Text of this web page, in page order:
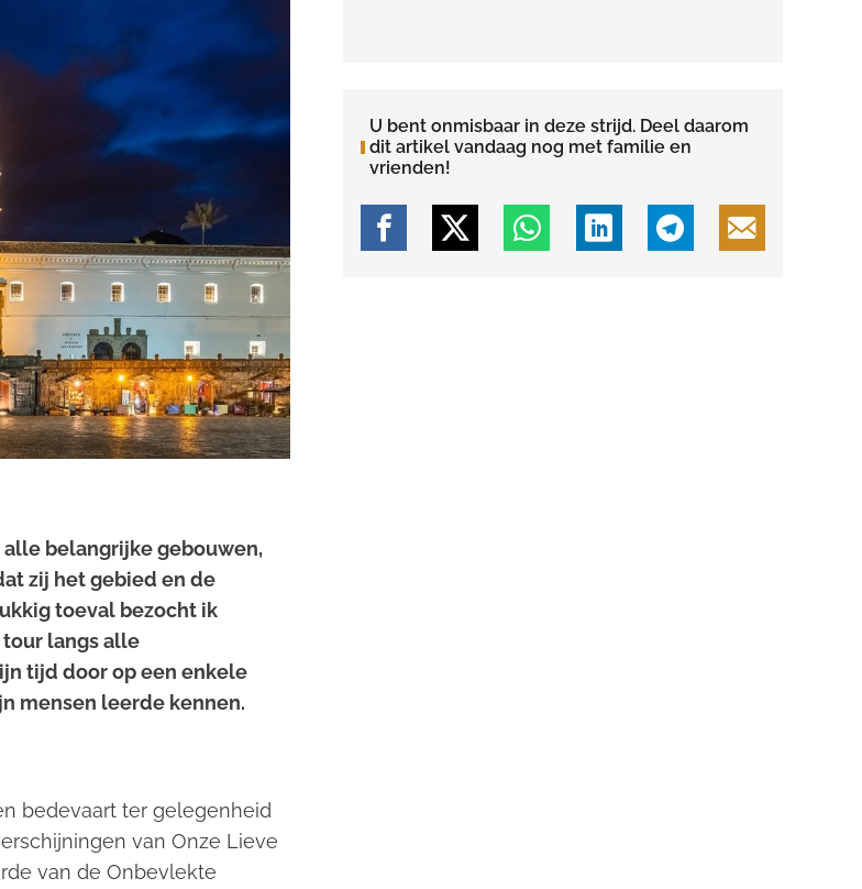
alle belangrijke gebouwen,
zij het gebied en de
toeval bezocht ik
tour langs alle
tijd door op een enkele
mensen leerde kennen.
bedevaart ter gelegenheid
van Onze Lieve
van de Onbevlekte
U bent onmisbaar in deze strijd. Deel daarom
dit artikel vandaag nog met familie en
vrienden!